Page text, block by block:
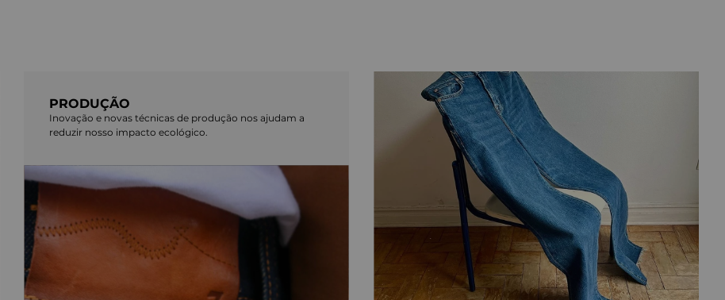
PRODUÇÃO
Inovação e novas técnicas de produção nos ajudam a
reduzir nosso impacto ecológico.